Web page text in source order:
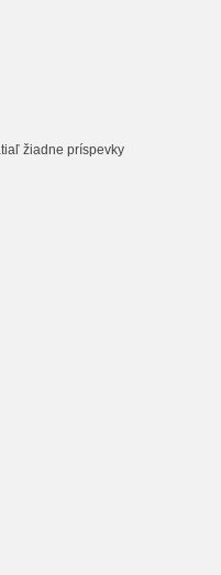
žiadne príspevky